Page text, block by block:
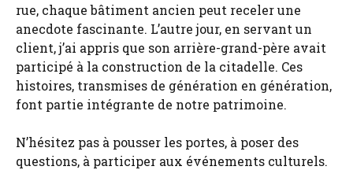
rue, chaque bâtiment ancien peut receler une
anecdote fascinante. L’autre jour, en servant un
client, j’ai appris que son arrière-grand-père avait
participé à la construction de la citadelle. Ces
histoires, transmises de génération en génération,
font partie intégrante de notre patrimoine.
N’hésitez pas à pousser les portes, à poser des
questions, à participer aux événements culturels.